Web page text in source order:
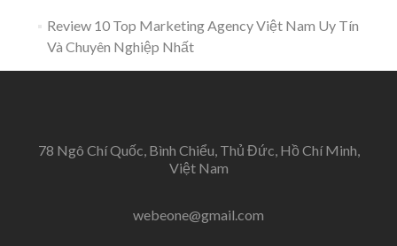
Review 10 Top Marketing Agency Việt Nam Uy Tín
Và Chuyên Nghiệp Nhất
78 Ngô Chí Quốc, Bình Chiểu, Thủ Đức, Hồ Chí Minh,
Việt Nam
webeone@gmail.com